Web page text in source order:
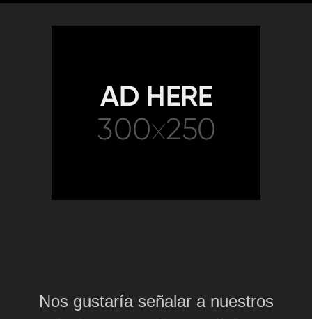
Nos gustaría señalar a nuestros